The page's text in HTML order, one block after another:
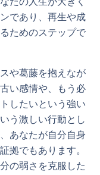
であり、再生や成
ためのステップで
や葛藤を抱えなが
い感情や、もう必
したいという強い
う激しい行動とし
あなたが自分自身
拠でもあります。
の弱さを克服した